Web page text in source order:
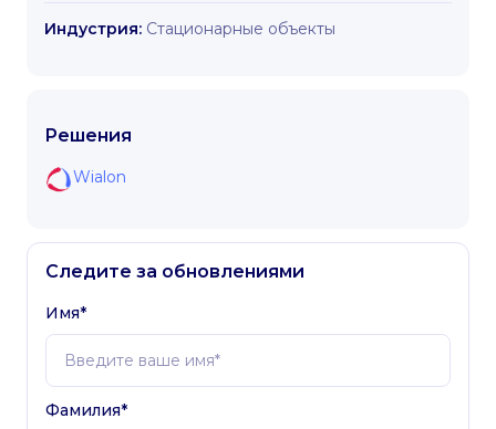
Индустрия: Стационарные объекты
Решения
Wialon
Следите за обновлениями
Имя*
Фамилия*